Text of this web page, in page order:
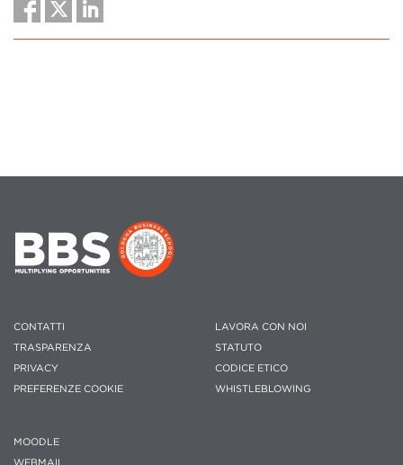
CONTATTI
TRASPARENZA
PRIVACY
PREFERENZE COOKIE
LAVORA CON NOI
STATUTO
CODICE ETICO
WHISTLEBLOWING
MOODLE
WEBMAIL